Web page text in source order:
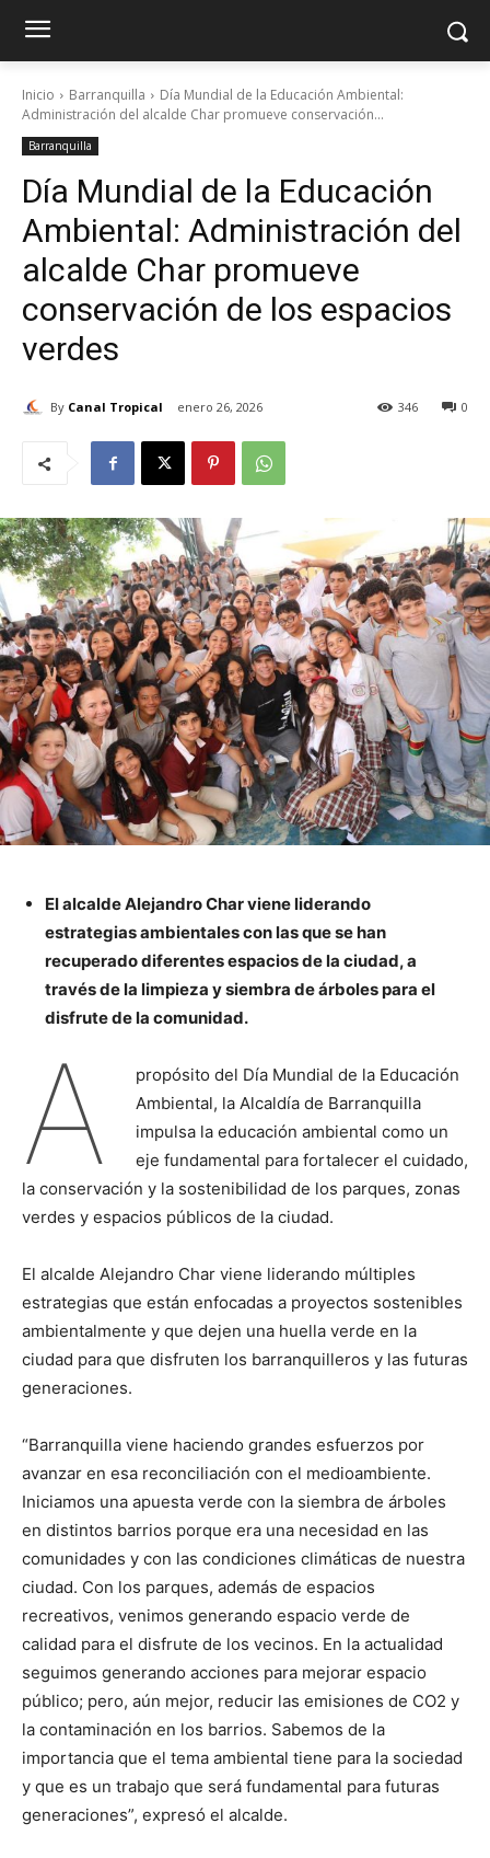
Inicio Barranquilla
Día Mundial de la Educación Ambiental:
Administración del alcalde Char promueve conservación...
Barranquilla
Día Mundial de la Educación
Ambiental: Administración del
alcalde Char promueve
conservación de los espacios
verdes
By Canal Tropical enero 26, 2026 0
346
El alcalde Alejandro Char viene liderando
estrategias ambientales con las que se han
recuperado diferentes espacios de la ciudad, a
través de la limpieza y siembra de árboles para el
disfrute de la comunidad.
A
propósito del Día Mundial de la Educación
Ambiental, la Alcaldía de Barranquilla
impulsa la educación ambiental como un
eje fundamental para fortalecer el cuidado,
la conservación y la sostenibilidad de los parques, zonas
verdes y espacios públicos de la ciudad.
El alcalde Alejandro Char viene liderando múltiples
estrategias que están enfocadas a proyectos sostenibles
ambientalmente y que dejen una huella verde en la
ciudad para que disfruten los barranquilleros y las futuras
generaciones.
“Barranquilla viene haciendo grandes esfuerzos por
avanzar en esa reconciliación con el medioambiente.
Iniciamos una apuesta verde con la siembra de árboles
en distintos barrios porque era una necesidad en las
comunidades y con las condiciones climáticas de nuestra
ciudad. Con los parques, además de espacios
recreativos, venimos generando espacio verde de
calidad para el disfrute de los vecinos. En la actualidad
seguimos generando acciones para mejorar espacio
público; pero, aún mejor, reducir las emisiones de CO2 y
la contaminación en los barrios. Sabemos de la
importancia que el tema ambiental tiene para la sociedad
y que es un trabajo que será fundamental para futuras
generaciones”, expresó el alcalde.